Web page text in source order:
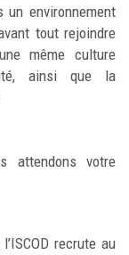
un environnement
tout rejoindre
même culture
ainsi que la
attendons votre
recrute au